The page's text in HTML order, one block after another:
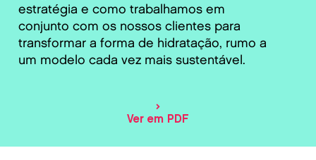
estratégia e como trabalhamos em
conjunto com os nossos clientes para
transformar a forma de hidratação, rumo a
um modelo cada vez mais sustentável.
Ver em PDF